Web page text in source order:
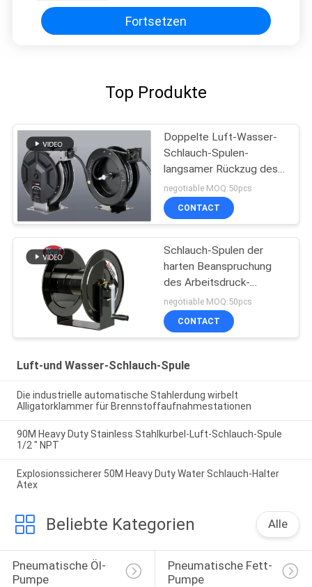
Fortsetzen
Top Produkte
Doppelte Luft-Wasser-
Schlauch-Spulen-
langsamer Rückzug des
Arm-82ft
negotiable MOQ:50pcs
CONTACT
Schlauch-Spulen der
harten Beanspruchung
des Arbeitsdruck-
4000psi manuelle
reizbare Hand
negotiable MOQ:50pcs
CONTACT
Luft-und Wasser-Schlauch-Spule
Die industrielle automatische Stahlerdung wirbelt
Alligatorklammer für Brennstoffaufnahmestationen
90M Heavy Duty Stainless Stahlkurbel-Luft-Schlauch-Spule
1/2 " NPT
Explosionssicherer 50M Heavy Duty Water Schlauch-Halter
Atex
Beliebte Kategorien Alle
Pneumatische Öl-
Pumpe
Pneumatische Fett-
Pumpe